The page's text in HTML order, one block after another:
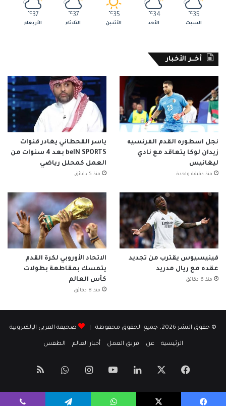
35
℃
السبت
34
℃
الأحد
35
℃
الأثنين
37
℃
الثلاثاء
37
℃
الأربعاء
أخــر الأخبار
نجل اسطوره القدم الفرنسيه
زيدان لوكا يتعاقد مع نادي
ليغانيس
منذ دقيقة واحدة
ياسر القحطاني يغادر قنوات
beIN SPORTS بعد 4 سنوات من
العمل كمحلل رياضي
منذ 5 دقائق
فينيسيوس يقترب من تجديد
عقده مع ريال مدريد
منذ 6 دقائق
الاتحاد الأوروبي لكرة القدم
يتمسك بمقاطعة بطولات
كأس العالم
منذ 8 دقائق
© حقوق النشر 2026، جميع الحقوق محفوظة | صحيفة العربي الإلكترونية
الرئيسية عن فريق العمل أخبار العالم الطقس
فيسبوك لينكدإن‫YouTubeانستقرامواتسابملخص
الموقع